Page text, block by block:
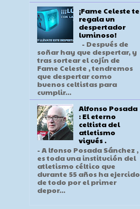
¡Fame Celeste te
regala un
despertador
luminoso!
- Después de
soñar hay que despertar, y
tras sortear el cojín de
Fame Celeste , tendremos
que despertar como
buenos celtistas para
cumplir...
Alfonso Posada
: El eterno
celtista del
atletismo
vigués .
- A lfonso Posada Sánchez ,
es toda una institución del
atletismo céltico que
durante 55 años ha ejercido
de todo por el primer
depor...